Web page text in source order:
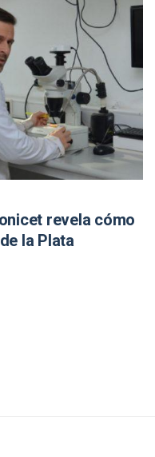
revela cómo
la Plata